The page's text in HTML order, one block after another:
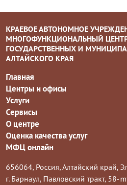
КРАЕВОЕ АВТОНОМНОЕ
МНОГОФУНКЦИОНАЛЬНЫЙ
ГОСУДАРСТВЕННЫХ И
АЛТАЙСКОГО КРАЯ
Главная
Центры и офисы
Услуги
Сервисы
О центре
Оценка качества услуг
МФЦ онлайн
656064, Россия, Алтайский край,
г. Барнаул, Павловский тракт, 58-